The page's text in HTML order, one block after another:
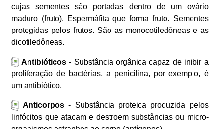
cujas sementes são portadas dentro de um ovário
maduro (fruto). Espermáfita que forma fruto. Sementes
protegidas pelos frutos. São as monocotiledôneas e as
dicotiledôneas.
Antibióticos- Substância orgânica capaz de inibir a
proliferação de bactérias, a penicilina, por exemplo, é
um antibiótico.
Anticorpos- Substância proteica produzida pelos
linfócitos que atacam e destroem substâncias ou micro-